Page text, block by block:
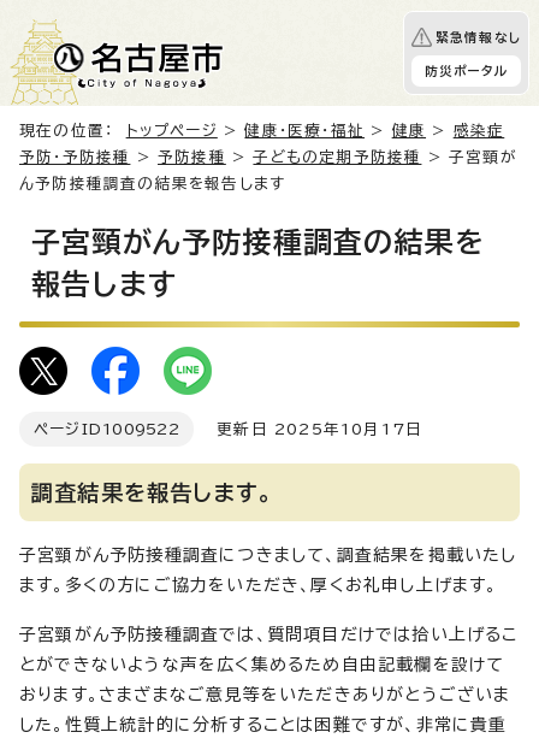
緊急情報なし
防災ポータル
現在の位置： トップページ >健康・医療・福祉 > 健康 > 感染症
予防・予防接種
>予防接種 >子どもの定期予防接種
> 子宮頸が
ん予防接種調査の結果を報告します
子宮頸がん予防接種調査の結果を
報告します
ページID 1009522 更新日 2025年10月17日
調査結果を報告します。
子宮頸がん予防接種調査につきまして、調査結果を掲載いたし
ます。多くの方にご協力をいただき、厚くお礼申し上げます。
子宮頸がん予防接種調査では、質問項目だけでは拾い上げるこ
とができないような声を広く集めるため自由記載欄を設けて
おります。さまざまなご意見等をいただきありがとうございま
した。性質上統計的に分析することは困難ですが、非常に貴重